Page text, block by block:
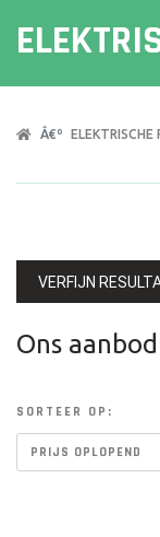
ELEKTRISCHE
VERFIJN
Ons
SORTEER OP: